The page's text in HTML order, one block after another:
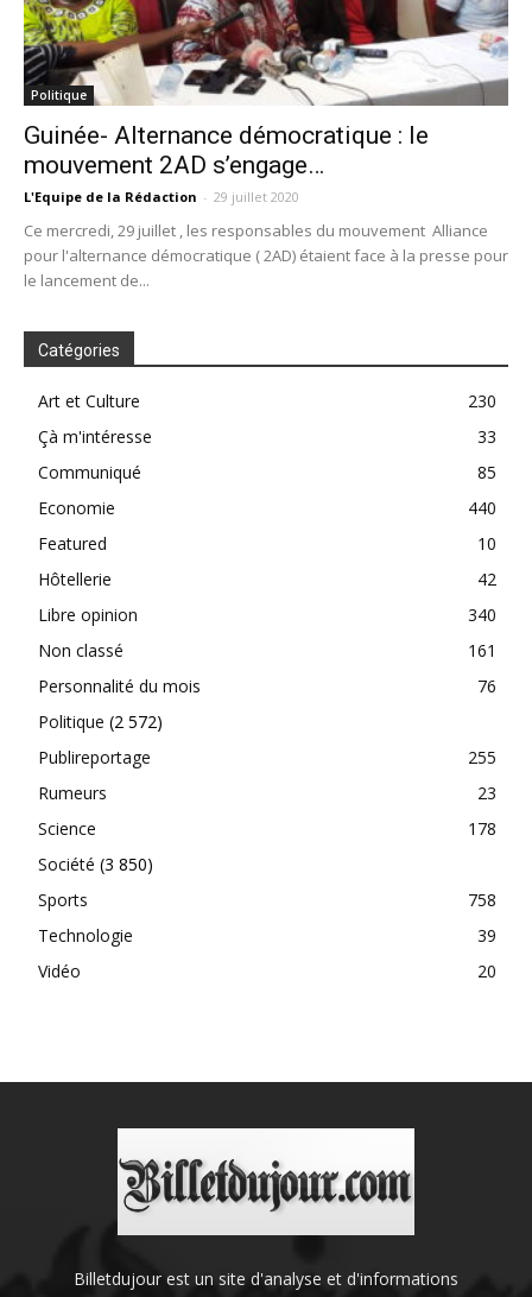
Politique
Guinée- Alternance démocratique : le
mouvement 2AD s’engage…
L'Equipe de la Rédaction - 29 juillet 2020
Ce mercredi, 29 juillet , les responsables du mouvement Alliance
pour l'alternance démocratique ( 2AD) étaient face à la presse pour
le lancement de...
Catégories
Art et Culture
230
Çà m'intéresse
33
Communiqué
85
Economie
440
Featured
10
Hôtellerie
42
Libre opinion
340
Non classé
161
Personnalité du mois
76
Politique (2 572)
Publireportage
255
Rumeurs
23
Science
178
Société (3 850)
Sports
758
Technologie
39
Vidéo
20
Billetdujour est un site d'analyse et d'informations